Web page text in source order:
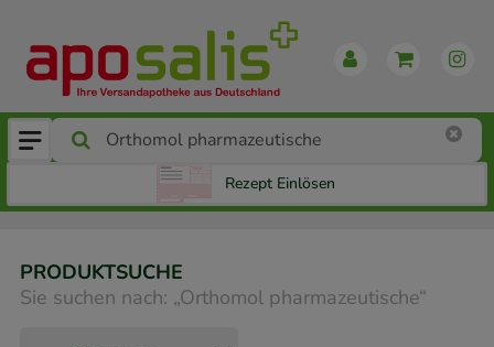
Rezept Einlösen
PRODUKTSUCHE
Sie suchen nach: „Orthomol pharmazeutische“